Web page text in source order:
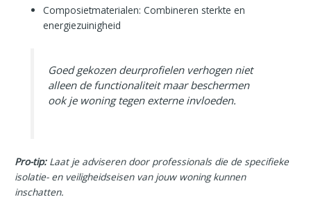
Composietmaterialen: Combineren sterkte en
energiezuinigheid
Goed gekozen deurprofielen verhogen niet
alleen de functionaliteit maar beschermen
ook je woning tegen externe invloeden.
Pro-tip: Laat je adviseren door professionals die de specifieke
isolatie- en veiligheidseisen van jouw woning kunnen
inschatten.